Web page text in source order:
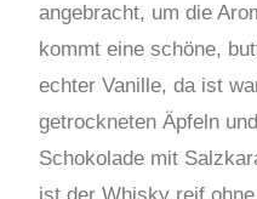
angebracht, um die
kommt eine schöne,
echter Vanille, da ist
getrockneten Äpfeln
Schokolade mit